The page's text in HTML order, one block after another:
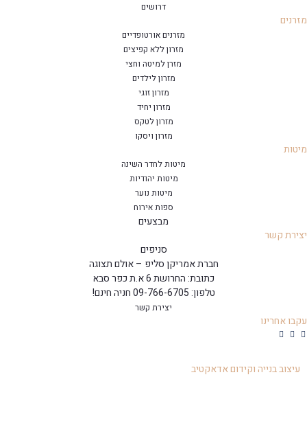
דרושים
מזרנים
מזרנים אורטופדיים
מזרון ללא קפיצים
מזרן למיטה וחצי
מזרון לילדים
מזרון זוגי
מזרון יחיד
מזרון לטקס
מזרון ויסקו
מיטות
מיטות לחדר השינה
מיטות יהודיות
מיטות נוער
ספות אירוח
מבצעים
יצירת קשר
סניפים
חברת אמריקן סליפ – אולם תצוגה
כתובת: החרושת 6 א.ת כפר סבא
טלפון: 09-766-6705 חניה חינם!
יצירת קשר
עקבו אחרינו
עיצוב בנייה וקידום אדאקטיב